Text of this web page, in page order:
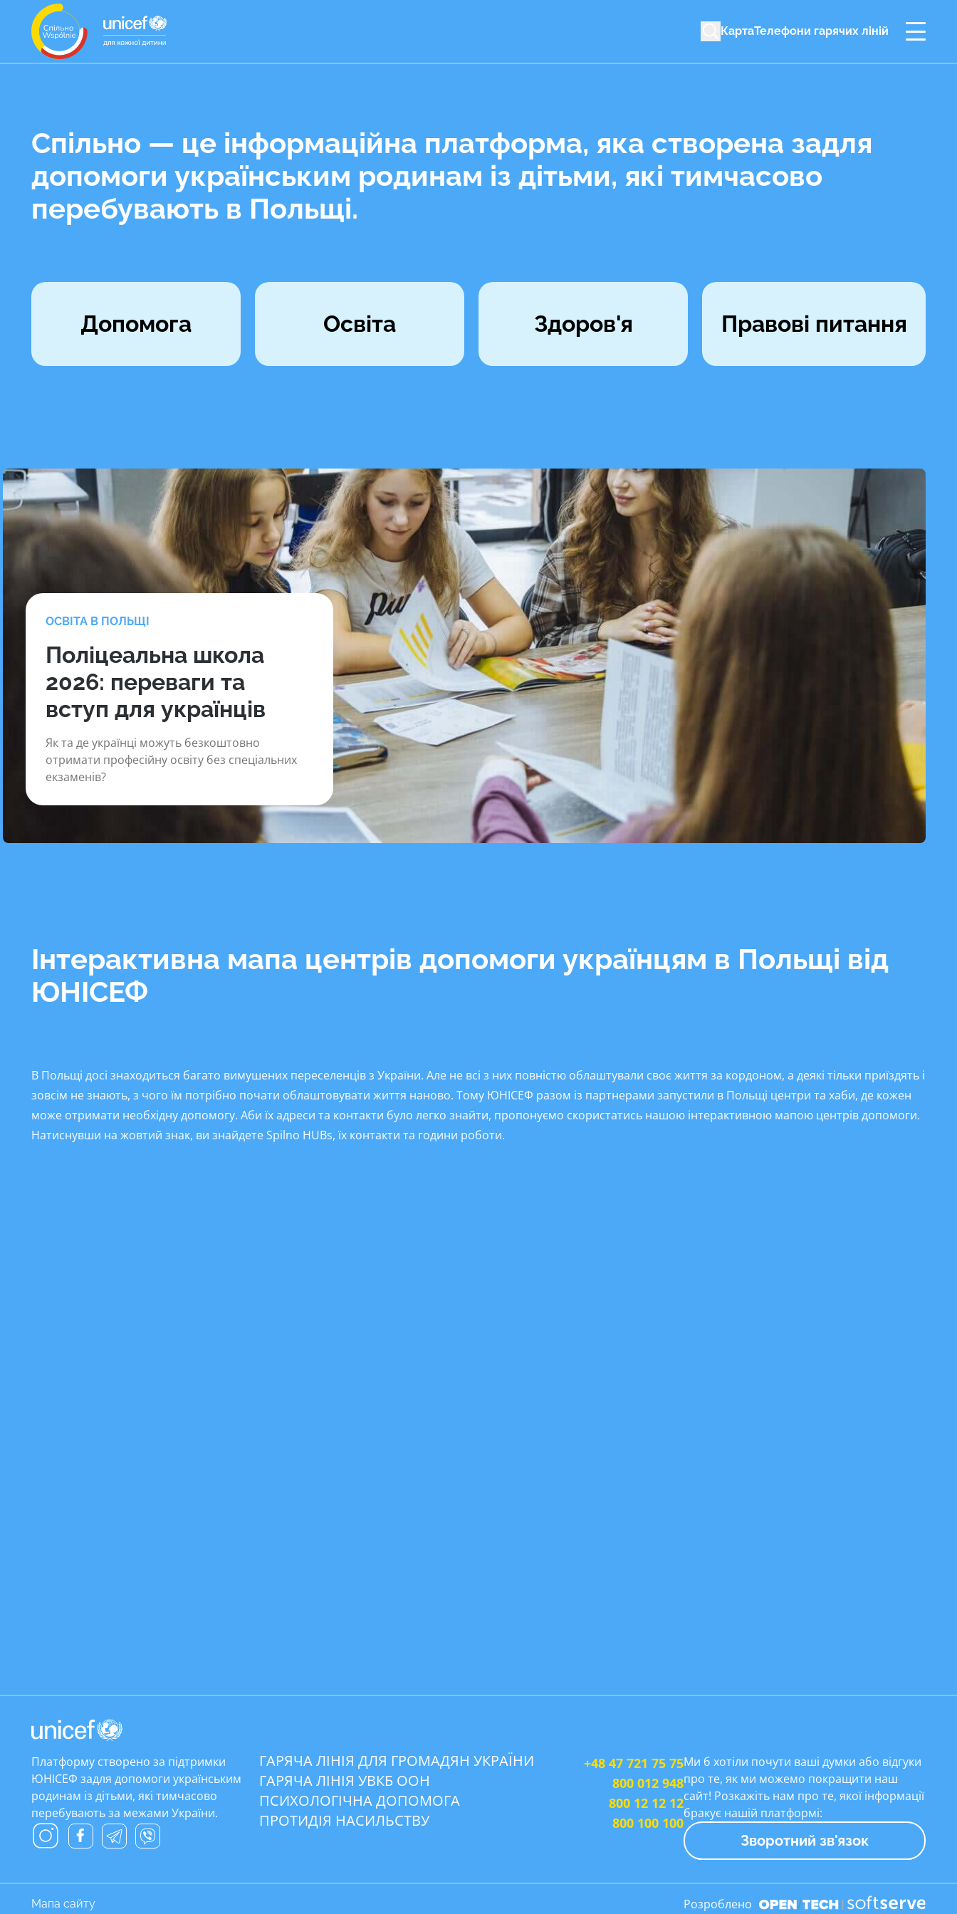
КартаТелефони гарячих ліній
Спільно — це інформаційна платформа, яка створена задля
допомоги українським родинам із дітьми, які тимчасово
перебувають в Польщі.
Допомога Освіта Здоров'я Правові питання
ОСВІТА В ПОЛЬЩІ
Поліцеальна школа
2026: переваги та
вступ для українців
Як та де українці можуть безкоштовно
отримати професійну освіту без спеціальних
екзаменів?
Інтерактивна мапа центрів допомоги українцям в Польщі від
ЮНІСЕФ
В Польщі досі знаходиться багато вимушених переселенців з України. Але не всі з них повністю облаштували своє життя за кордоном, а деякі тільки приїздять і
зовсім не знають, з чого їм потрібно почати облаштовувати життя наново. Тому ЮНІСЕФ разом із партнерами запустили в Польщі центри та хаби, де кожен
може отримати необхідну допомогу. Аби їх адреси та контакти було легко знайти, пропонуємо скористатись нашою інтерактивною мапою центрів допомоги.
Натиснувши на жовтий знак, ви знайдетеSpilno HUBs, їх контакти та години роботи.
Платформу створено за підтримки
ЮНІСЕФ задля допомоги українським
родинам із дітьми, які тимчасово
перебувають за межами України.
ГАРЯЧА ЛІНІЯ ДЛЯ ГРОМАДЯН УКРАЇНИ +48 47 721 75 75
ГАРЯЧА ЛІНІЯ УВКБ ООН 800 012 948
ПСИХОЛОГІЧНА ДОПОМОГА 800 12 12 12
ПРОТИДІЯ НАСИЛЬСТВУ 800 100 100
Ми б хотіли почути ваші думки або відгуки
про те, як ми можемо покращити наш
сайт! Розкажіть нам про те, якої інформації
бракує нашій платформі:
Зворотний зв'язок
Мапа сайту Розроблено